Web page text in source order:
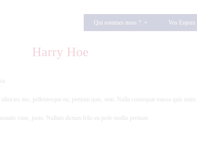
Qui sommes nous ? Vos Enjeux
Harry Hoe
nec, pellentesque eu, pretium quis, sem. Nulla consequat massa quis enim.
vitae, justo. Nullam dictum felis eu pede mollis pretium.